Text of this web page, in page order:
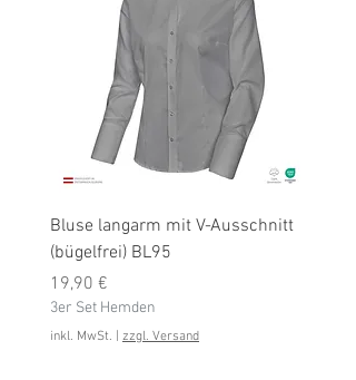
Bluse langarm mit V-Ausschnitt
(bügelfrei) BL95
Preis
19,90 €
3er Set Hemden
inkl. MwSt. zzgl. Versand